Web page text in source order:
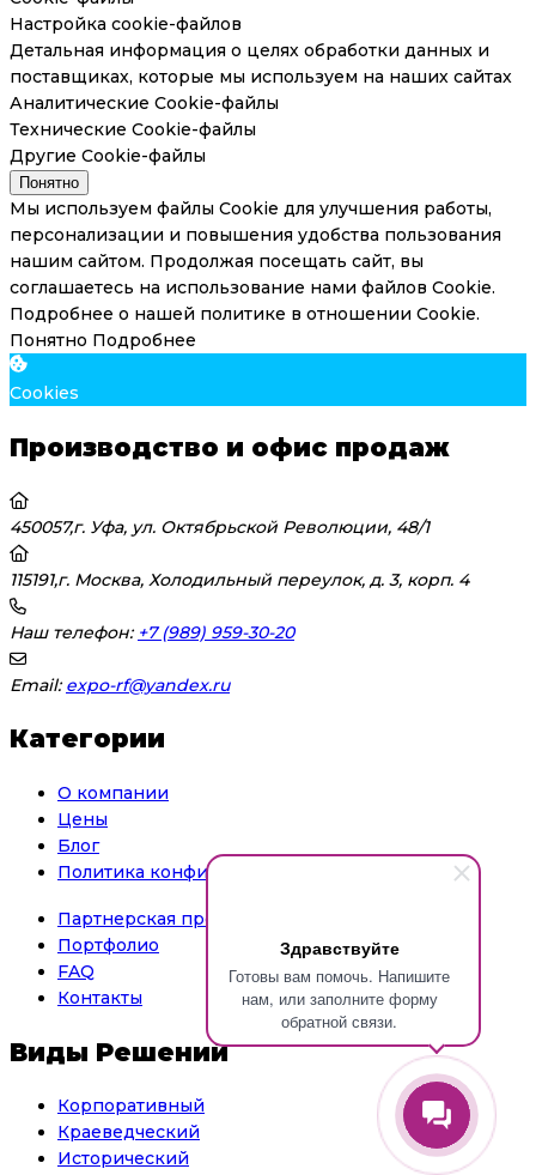
Здравствуйте
Готовы вам помочь. Напишите
нам, или заполните форму
обратной связи.
Настройка cookie-файлов
Детальная информация о целях обработки данных и
поставщиках, которые мы используем на наших сайтах
Аналитические Cookie-файлы
Технические Cookie-файлы
Другие Cookie-файлы
Понятно
Мы используем файлы Cookie для улучшения работы,
персонализации и повышения удобства пользования
нашим сайтом. Продолжая посещать сайт, вы
соглашаетесь на использование нами файлов Cookie.
Подробнее о нашей политике в отношении Cookie.
Понятно Подробнее
Cookies
Производство и офис продаж
450057,г. Уфа, ул. Октябрьской Революции, 48/1
115191,г. Москва, Холодильный переулок, д. 3, корп. 4
Наш телефон: +7 (989) 959-30-20
Email: expo-rf@yandex.ru
Категории
О компании
Цены
Блог
Политика конфиденциальности
Партнерская программа
Портфолио
FAQ
Контакты
Виды Решений
Корпоративный
Краеведческий
Исторический